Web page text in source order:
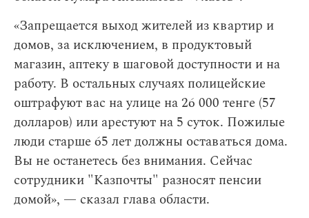
«Запрещается выход жителей из квартир и
домов, за исключением, в продуктовый
магазин, аптеку в шаговой доступности и на
работу. В остальных случаях полицейские
оштрафуют вас на улице на 26 000 тенге (57
долларов) или арестуют на 5 суток. Пожилые
люди старше 65 лет должны оставаться дома.
Вы не останетесь без внимания. Сейчас
сотрудники "Казпочты" разносят пенсии
домой», — сказал глава области.